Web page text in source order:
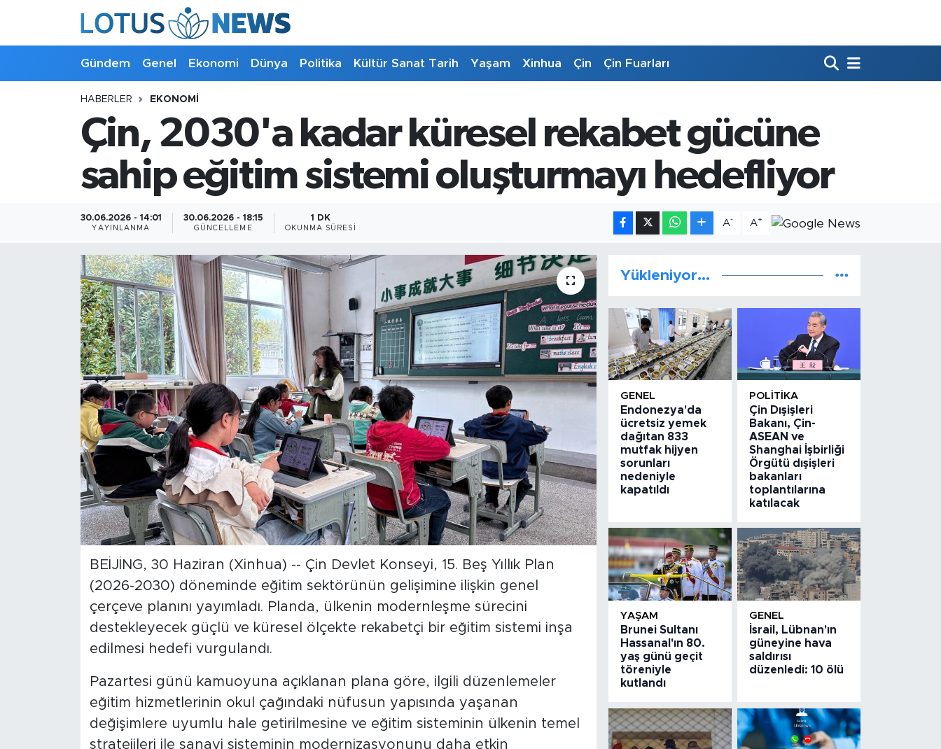
Gündem Genel Ekonomi Dünya Politika Kültür Sanat Tarih Yaşam Xinhua Çin Çin Fuarları
HABERLER EKONOMI
Çin, 2030'a kadar küresel rekabet gücüne
sahip eğitim sistemi oluşturmayı hedefliyor
30.06.2026 - 14:01
YAYINLANMA
30.06.2026 - 18:15
GÜNCELLEME
1 DK
OKUNMA SÜRESI
A- A+
BEİJİNG, 30 Haziran (Xinhua) -- Çin Devlet Konseyi, 15. Beş Yıllık Plan
(2026-2030) döneminde eğitim sektörünün gelişimine ilişkin genel
çerçeve planını yayımladı. Planda, ülkenin modernleşme sürecini
destekleyecek güçlü ve küresel ölçekte rekabetçi bir eğitim sistemi inşa
edilmesi hedefi vurgulandı.
Pazartesi günü kamuoyuna açıklanan plana göre, ilgili düzenlemeler
eğitim hizmetlerinin okul çağındaki nüfusun yapısında yaşanan
değişimlere uyumlu hale getirilmesine ve eğitim sisteminin ülkenin temel
stratejileri ile sanayi sisteminin modernizasyonunu daha etkin
Yükleniyor...
GENEL
Endonezya'da
ücretsiz yemek
dağıtan 833
mutfak hijyen
sorunları
nedeniyle
kapatıldı
POLITIKA
Çin Dışişleri
Bakanı, Çin-
ASEAN ve
Shanghai İşbirliği
Örgütü dışişleri
bakanları
toplantılarına
katılacak
YAŞAM
Brunei Sultanı
Hassanal'ın 80.
yaş günü geçit
töreniyle
kutlandı
GENEL
İsrail, Lübnan'ın
güneyine hava
saldırısı
düzenledi: 10 ölü
Kültür - Sanat ve Tarih
Bilim ve Teknoloji
Çin Fuarları
Gündem
Foto Haber
Xinhua Türkiye